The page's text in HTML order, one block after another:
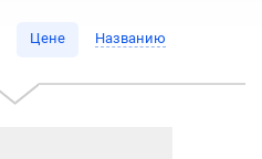
Цене Названию